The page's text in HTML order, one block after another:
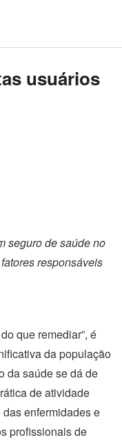
usuários
seguro de saúde no
responsáveis
que remediar”, é
da população
da saúde se dá de
de atividade
enfermidades e
profissionais de